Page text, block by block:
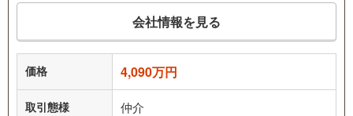
会社情報を見る
価格 4,090万円
取引態様 仲介